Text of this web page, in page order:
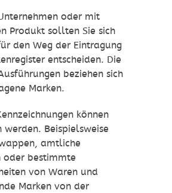
oder mit
Produkt sollten Sie sich
den Weg der Eintragung
entscheiden. Die
beziehen sich
Marken.
können
werden. Beispielsweise
amtliche
oder bestimmte
von Waren und
Marken von der